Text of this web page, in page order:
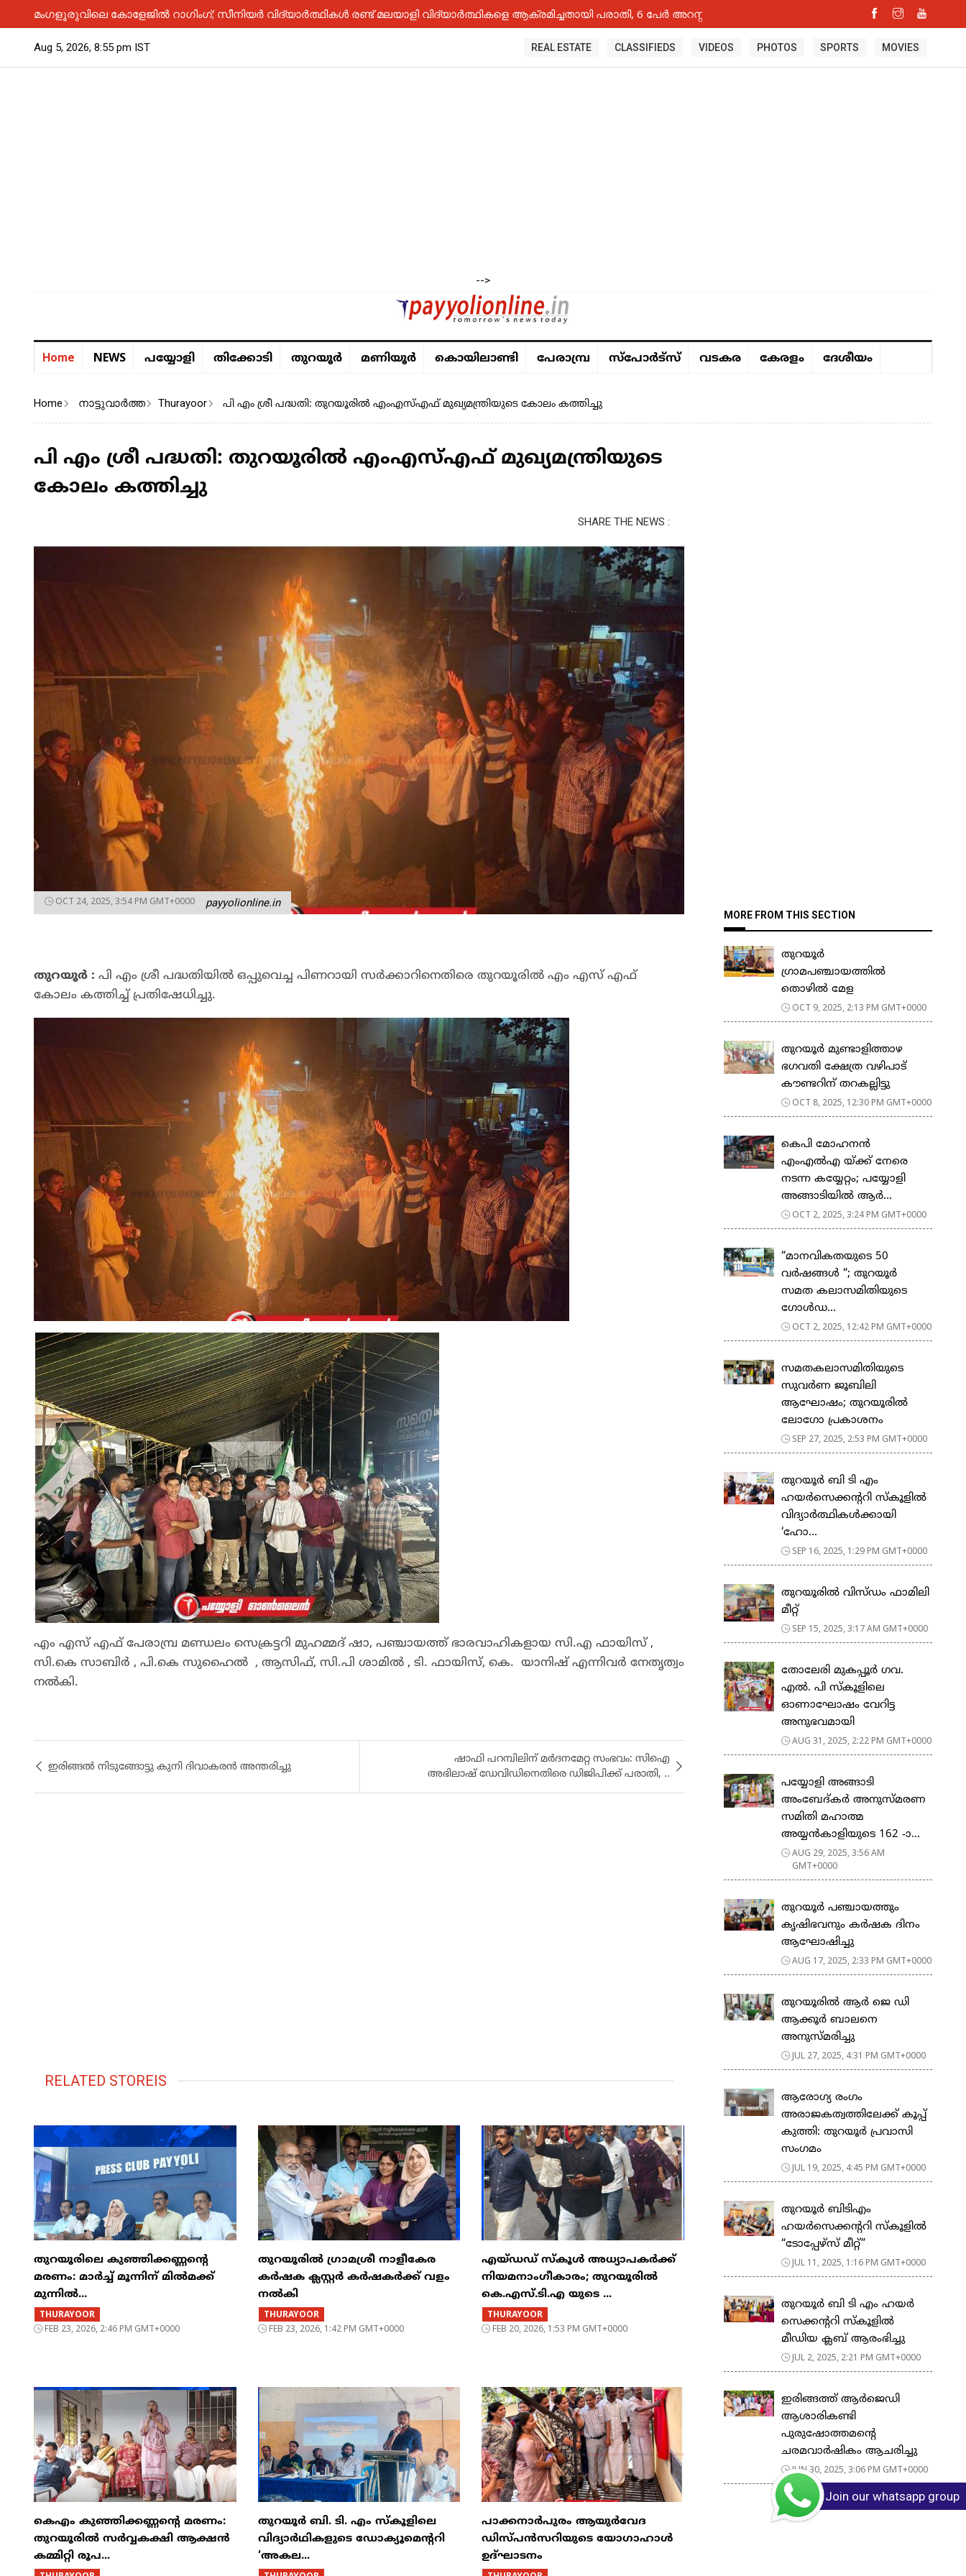
മംഗളൂരുവിലെ കോളേജിൽ റാഗിംഗ്; സീനിയർ വിദ്യാർത്ഥികൾ രണ്ട് മലയാളി വിദ്യാർത്ഥികളെ ആക്രമിച്ചതായി പരാതി, 6 പേർ അറസ്റ്റിൽ
Aug 5, 2026, 8:55 pm IST REAL ESTATE CLASSIFIEDS VIDEOS PHOTOS SPORTS MOVIES
-->
Home NEWS പയ്യോളി തിക്കോടി തുറയൂര്‍ മണിയൂര്‍ കൊയിലാണ്ടി പേരാമ്പ്ര സ്പോർട്സ് വടകര കേരളം ദേശീയം
Home നാട്ടുവാര്‍ത്ത Thurayoor പി എം ശ്രീ പദ്ധതി: തുറയൂരിൽ എംഎസ്എഫ് മുഖ്യമന്ത്രിയുടെ കോലം കത്തിച്ചു
പി എം ശ്രീ പദ്ധതി: തുറയൂരിൽ എംഎസ്എഫ് മുഖ്യമന്ത്രിയുടെ
കോലം കത്തിച്ചു
SHARE THE NEWS :
OCT 24, 2025, 3:54 PM GMT+0000 payyolionline.in
തുറയൂർ : പി എം ശ്രീ പദ്ധതിയിൽ ഒപ്പുവെച്ച പിണറായി സർക്കാറിനെതിരെ തുറയൂരിൽ എം എസ് എഫ്
കോലം കത്തിച്ച് പ്രതിഷേധിച്ചു.
എം എസ് എഫ് പേരാമ്പ്ര മണ്ഡലം സെക്രട്ടറി മുഹമ്മദ്‌ ഷാ, പഞ്ചായത്ത്‌ ഭാരവാഹികളായ സി.എ ഫായിസ് ,
സി.കെ സാബിർ , പി.കെ സുഹൈൽ , ആസിഫ്, സി.പി ശാമിൽ , ടി. ഫായിസ്, കെ. യാനിഷ് എന്നിവർ നേതൃത്വം
നൽകി.
ഇരിങ്ങൽ നിടുങ്ങോട്ടു കുനി ദിവാകരൻ അന്തരിച്ചു
ഷാഫി പറമ്പിലിന് മര്‍ദനമേറ്റ സംഭവം: സിഐ
അഭിലാഷ് ഡേവിഡിനെതിരെ ഡിജിപിക്ക് പരാതി, ..
RELATED STOREIS
തുറയൂരിലെ കുഞ്ഞിക്കണ്ണന്റെ
മരണം: മാർച്ച്‌ മൂന്നിന് മിൽമക്ക്
മുന്നിൽ...
THURAYOOR
FEB 23, 2026, 2:46 PM GMT+0000
തുറയൂരിൽ ഗ്രാമശ്രീ നാളീകേര
കർഷക ക്ലസ്റ്റർ കർഷകർക്ക് വളം
നൽകി
THURAYOOR
FEB 23, 2026, 1:42 PM GMT+0000
എയ്ഡഡ് സ്കൂൾ അധ്യാപകർക്ക്
നിയമനാംഗീകാരം; തുറയൂരിൽ
കെ.എസ്.ടി.എ യുടെ ...
THURAYOOR
FEB 20, 2026, 1:53 PM GMT+0000
കെഎം കുഞ്ഞിക്കണ്ണന്റെ മരണം:
തുറയൂരിൽ സർവ്വകക്ഷി ആക്ഷൻ
കമ്മിറ്റി രൂപ...
തുറയൂർ ബി. ടി. എം സ്കൂളിലെ
വിദ്യാർഥികളുടെ ഡോക്യൂമെന്ററി
‘അകല...
പാക്കനാർപുരം ആയുർവേദ
ഡിസ്പൻസറിയുടെ യോഗാഹാൾ
ഉദ്ഘാടനം
MORE FROM THIS SECTION
തുറയൂർ
ഗ്രാമപഞ്ചായത്തിൽ
തൊഴിൽ മേള
OCT 9, 2025, 2:13 PM GMT+0000
തുറയൂർ മുണ്ടാളിത്താഴ
ഭഗവതി ക്ഷേത്ര വഴിപാട്
കൗണ്ടറിന് തറകല്ലിട്ടു
OCT 8, 2025, 12:30 PM GMT+0000
കെപി മോഹനൻ
എംഎൽഎ യ്ക്ക് നേരെ
നടന്ന കയ്യേറ്റം; പയ്യോളി
അങ്ങാടിയിൽ ആർ...
OCT 2, 2025, 3:24 PM GMT+0000
“മാനവികതയുടെ 50
വർഷങ്ങൾ “; തുറയൂർ
സമത കലാസമിതിയുടെ
ഗോൾഡ...
OCT 2, 2025, 12:42 PM GMT+0000
സമതകലാസമിതിയുടെ
സുവർണ ജൂബിലി
ആഘോഷം; തുറയൂരിൽ
ലോഗോ പ്രകാശനം
SEP 27, 2025, 2:53 PM GMT+0000
തുറയൂർ ബി ടി എം
ഹയർസെക്കൻ്ററി സ്കൂളിൽ
വിദ്യാർത്ഥികൾക്കായി
‘ഹോ...
SEP 16, 2025, 1:29 PM GMT+0000
തുറയൂരിൽ വിസ്ഡം ഫാമിലി
മീറ്റ്
SEP 15, 2025, 3:17 AM GMT+0000
തോലേരി മുകപ്പൂർ ഗവ.
എൽ. പി സ്കൂളിലെ
ഓണാഘോഷം വേറിട്ട
അനുഭവമായി
AUG 31, 2025, 2:22 PM GMT+0000
പയ്യോളി അങ്ങാടി
അംബേദ്കർ അനുസ്മരണ
സമിതി മഹാത്മ
അയ്യൻകാളിയുടെ 162 -ാ...
AUG 29, 2025, 3:56 AM
GMT+0000
തുറയൂർ പഞ്ചായത്തും
കൃഷിഭവനും കർഷക ദിനം
ആഘോഷിച്ചു
AUG 17, 2025, 2:33 PM GMT+0000
തുറയൂരിൽ ആർ ജെ ഡി
ആക്കൂർ ബാലനെ
അനുസ്മരിച്ചു
JUL 27, 2025, 4:31 PM GMT+0000
ആരോഗ്യ രംഗം
അരാജകത്വത്തിലേക്ക് കൂപ്പ്
കുത്തി: തുറയൂർ പ്രവാസി
സംഗമം
JUL 19, 2025, 4:45 PM GMT+0000
തുറയൂർ ബിടിഎം
ഹയർസെക്കൻ്ററി സ്കൂളിൽ
“ടോപ്പേഴ്സ് മീറ്റ്”
JUL 11, 2025, 1:16 PM GMT+0000
തുറയൂർ ബി ടി എം ഹയർ
സെക്കൻ്ററി സ്കൂളിൽ
മീഡിയ ക്ലബ് ആരംഭിച്ചു
JUL 2, 2025, 2:21 PM GMT+0000
ഇരിങ്ങത്ത് ആർജെഡി
ആശാരികണ്ടി
പുരുഷോത്തമന്റെ
ചരമവാർഷികം ആചരിച്ചു
JUN 30, 2025, 3:06 PM GMT+0000
Join our whatsapp group